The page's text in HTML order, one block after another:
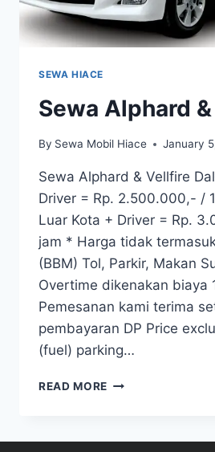
SEWA HIACE
Sewa Alphard
By Sewa Mobil Hiace January
Sewa Alphard & Vellfire
Driver = Rp. 2.500.000,- /
Luar Kota + Driver = Rp.
jam * Harga tidak
(BBM) Tol, Parkir, Makan
Overtime dikenakan biaya
Pemesanan kami terima
pembayaran DP Price
(fuel) parking…
READ MORE SEWA